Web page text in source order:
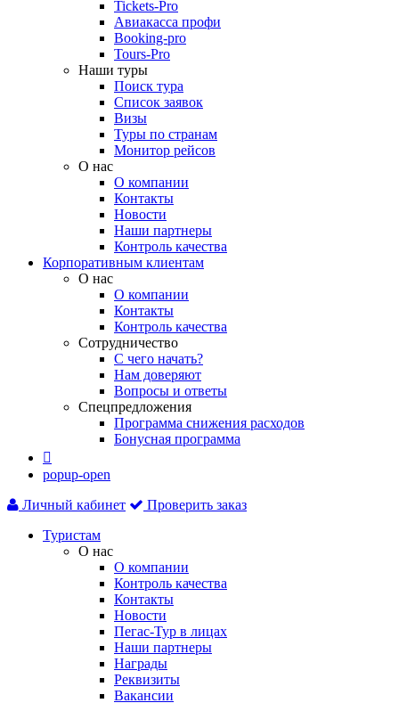
Tickets-Pro
Авиакасса профи
Booking-pro
Tours-Pro
Наши туры
Поиск тура
Список заявок
Визы
Туры по странам
Монитор рейсов
О нас
О компании
Контакты
Новости
Наши партнеры
Контроль качества
Корпоративным клиентам
О нас
О компании
Контакты
Контроль качества
Сотрудничество
С чего начать?
Нам доверяют
Вопросы и ответы
Спецпредложения
Программа снижения расходов
Бонусная программа

popup-open
Личный кабинет
Проверить заказ
Туристам
О нас
О компании
Контроль качества
Контакты
Новости
Пегас-Тур в лицах
Наши партнеры
Награды
Реквизиты
Вакансии